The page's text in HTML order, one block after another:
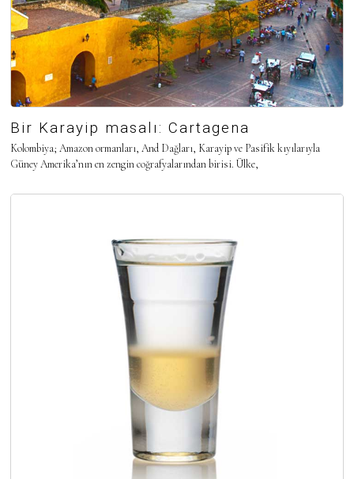
Bir Karayip masalı: Cartagena
Kolombiya; Amazon ormanları, And Dağları, Karayip ve Pasifik kıyılarıyla
Güney Amerika’nın en zengin coğrafyalarından birisi. Ülke,